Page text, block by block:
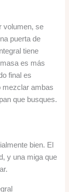
volumen, se
puerta de
tiene
es más
final es
mezclar ambas
que busques.
bien. El
y una miga que